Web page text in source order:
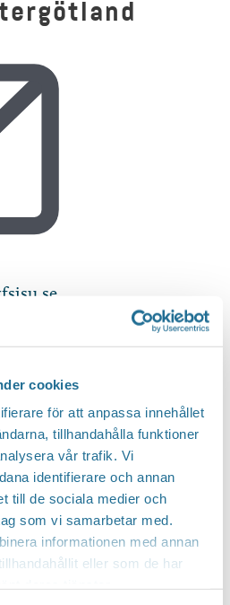
cookies
för att anpassa innehållet
tillhandahålla funktioner
vår trafik. Vi
identifierare och annan
till de sociala medier och
som vi samarbetar med.
informationen med annan
eller som de har
this arrangör